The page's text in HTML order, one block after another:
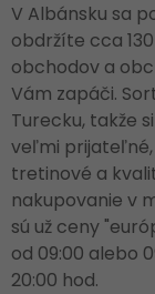
V Albánsku sa
obdržíte cca
obchodov a
Vám zapáči.
Turecku, takže
veľmi
tretinové a
nakupovanie v
sú už ceny
od 09:00 alebo
20:00 hod.